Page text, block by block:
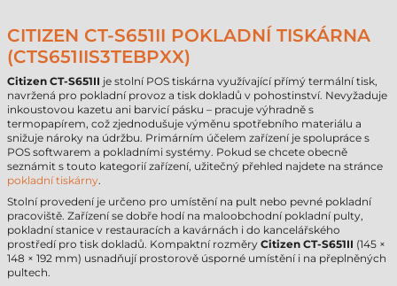
CITIZEN CT-S651II POKLADNÍ TISKÁRNA
(CTS651IIS3TEBPXX)
Citizen CT-S651II je stolní POS tiskárna využívající přímý termální tisk,
navržená pro pokladní provoz a tisk dokladů v pohostinství. Nevyžaduje
inkoustovou kazetu ani barvicí pásku – pracuje výhradně s
termopapírem, což zjednodušuje výměnu spotřebního materiálu a
snižuje nároky na údržbu. Primárním účelem zařízení je spolupráce s
POS softwarem a pokladními systémy. Pokud se chcete obecně
seznámit s touto kategorií zařízení, užitečný přehled najdete na stránce
pokladní tiskárny.
Stolní provedení je určeno pro umístění na pult nebo pevné pokladní
pracoviště. Zařízení se dobře hodí na maloobchodní pokladní pulty,
pokladní stanice v restauracích a kavárnách i do kancelářského
prostředí pro tisk dokladů. Kompaktní rozměry Citizen CT-S651II (145 ×
148 × 192 mm) usnadňují prostorově úsporné umístění i na přeplněných
pultech.